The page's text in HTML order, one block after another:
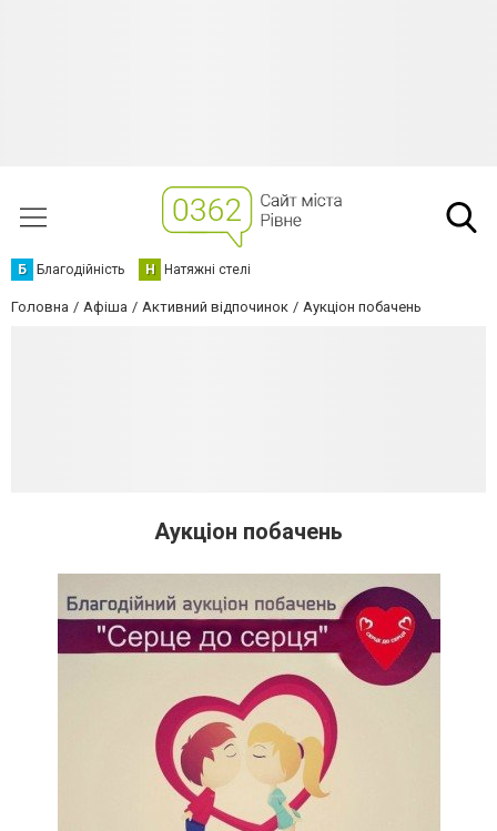
Б Благодійність Н Натяжні стелі
Головна Афіша Активний відпочинок Аукціон побачень
Аукціон побачень